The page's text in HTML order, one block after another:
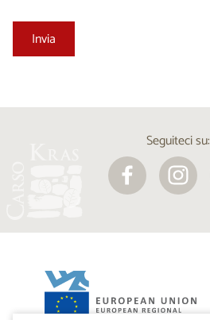
Seguiteci su: